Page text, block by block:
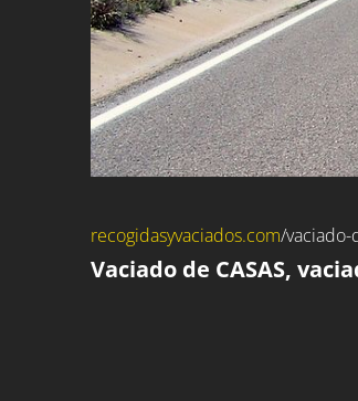
recogidasyvaciados.com/vaciado-
Vaciado de CASAS,